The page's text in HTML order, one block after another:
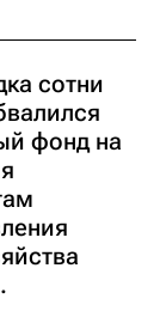
сотни
фонд на